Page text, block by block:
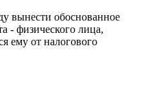
вынести обоснованное
- физического лица,
ему от налогового